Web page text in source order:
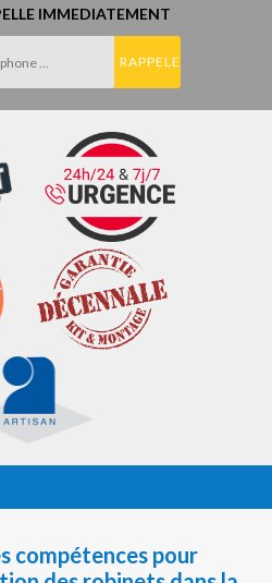
IMMEDIATEMENT
compétences pour